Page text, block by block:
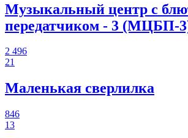
Музыкальный центр с
передатчиком - 3 (МЦБП-
2 496
21
Маленькая сверлилка
846
13